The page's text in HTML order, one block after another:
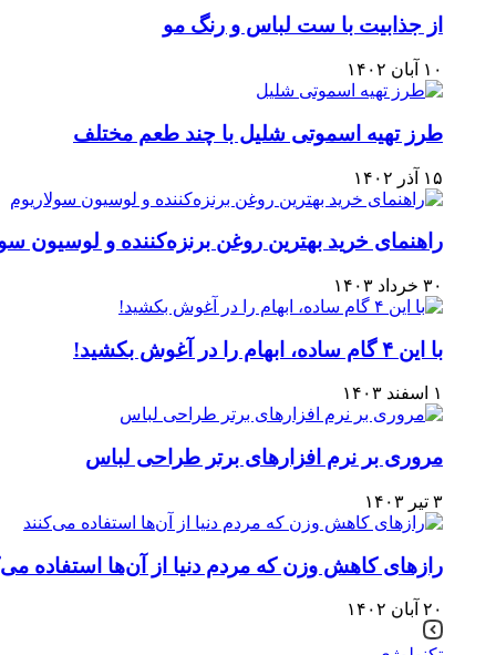
از جذابیت با ست لباس و رنگ مو
۱۰ آبان ۱۴۰۲
طرز تهیه اسموتی شلیل با چند طعم مختلف
۱۵ آذر ۱۴۰۲
راهنمای خرید بهترین روغن برنزه‌کننده و لوسیون
۳۰ خرداد ۱۴۰۳
با این ۴ گام ساده، ابهام را در آغوش بکشید!
۱ اسفند ۱۴۰۳
مروری بر نرم افزارهای برتر طراحی لباس
۳ تیر ۱۴۰۳
رازهای کاهش وزن که مردم دنیا از آن‌ها استفاده
۲۰ آبان ۱۴۰۲